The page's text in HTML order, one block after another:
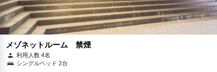
メゾネットルーム 禁煙
利用人数 4名
シングルベッド 2台